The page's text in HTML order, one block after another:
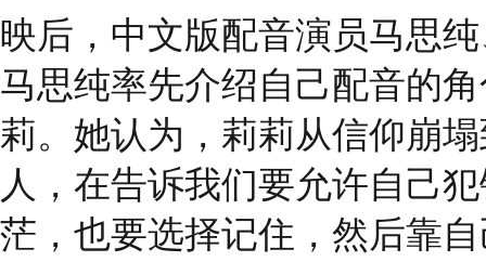
映后，中文版配音演员马思
马思纯率先介绍自己配音的
莉。她认为，莉莉从信仰崩
人，在告诉我们要允许自己
茫，也要选择记住，然后靠